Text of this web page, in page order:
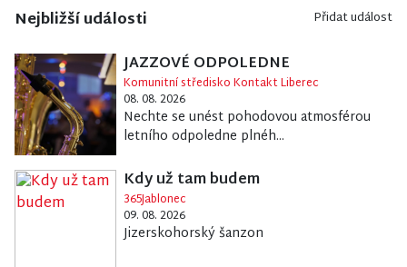
Nejbližší události Přidat událost
JAZZOVÉ ODPOLEDNE
Komunitní středisko Kontakt Liberec
08. 08. 2026
Nechte se unést pohodovou atmosférou
letního odpoledne plnéh...
Kdy už tam budem
365Jablonec
09. 08. 2026
Jizerskohorský šanzon